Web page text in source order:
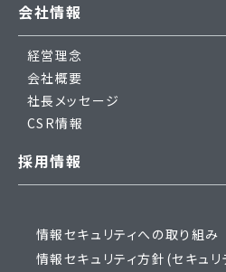
会社情報
経営理念
会社概要
社長メッセージ
CSR情報
採用情報
情報セキュリティへの取り組み
情報セキュリティ方針(セキュリ